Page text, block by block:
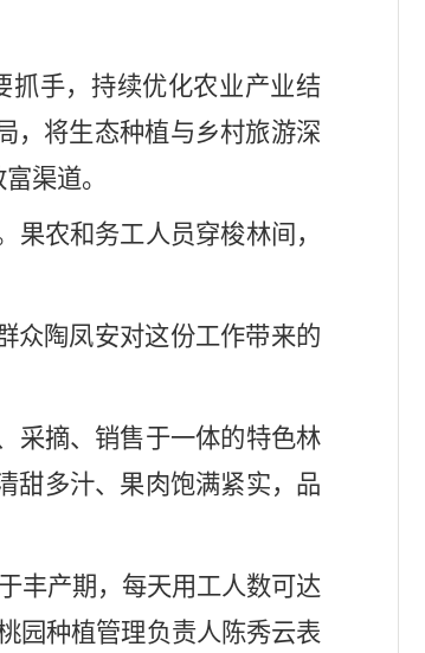
抓手，持续优化农业产业结
，将生态种植与乡村旅游深
渠道。
农和务工人员穿梭林间，
众陶凤安对这份工作带来的
采摘、销售于一体的特色林
甜多汁、果肉饱满紧实，品
丰产期，每天用工人数可达
园种植管理负责人陈秀云表